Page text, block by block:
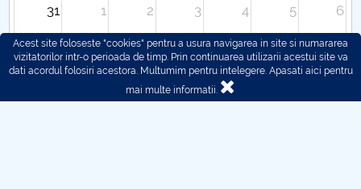
31 1 2 3 4 5 6
Acest site foloseste "cookies" pentru a usura navigarea in site si numararea
vizitatorilor intr-o perioada de timp. Prin continuarea utilizarii acestui site va
dati acordul folosiri acestora. Multumim pentru intelegere. Apasati aici pentru
mai multe informatii.